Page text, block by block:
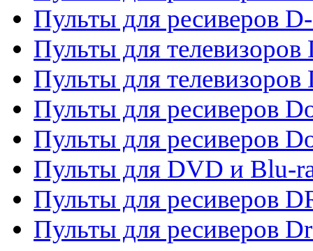
Пульты для ресиверов
Пульты для телевизоров
Пульты для
Пульты для ресиверов
Пульты для ресиверов
Пульты для DVD и Blu-
Пульты для ресиверов
Пульты для ресиверов